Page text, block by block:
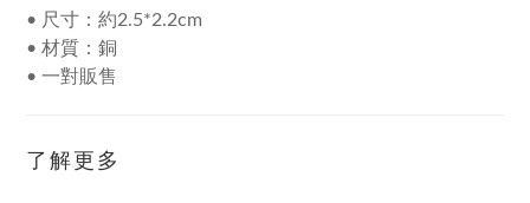
• 尺寸：約2.5*2.2cm
• 材質：銅
• 一對販售
了解更多